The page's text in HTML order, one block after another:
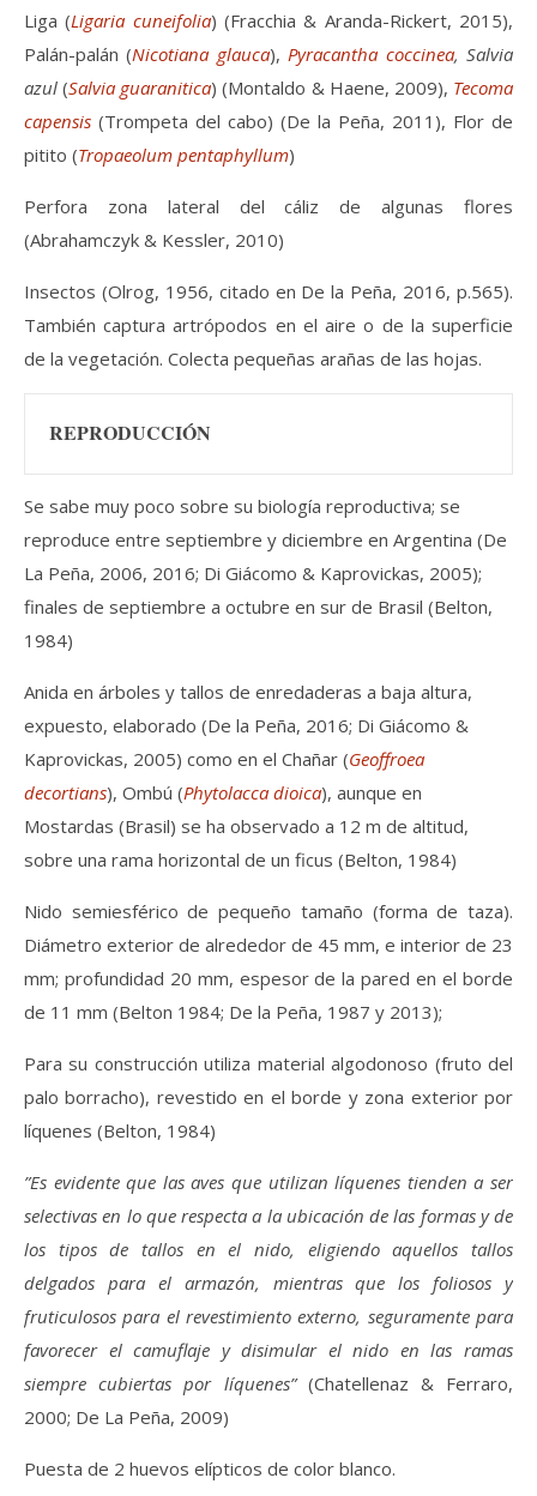
Liga (Ligaria cuneifolia) (Fracchia & Aranda-Rickert, 2015),
Palán-palán (Nicotiana glauca), Pyracantha coccinea, Salvia
azul (Salvia guaranitica) (Montaldo & Haene, 2009), Tecoma
capensis (Trompeta del cabo) (De la Peña, 2011), Flor de
pitito (Tropaeolum pentaphyllum)
Perfora zona lateral del cáliz de algunas flores
(Abrahamczyk & Kessler, 2010)
Insectos (Olrog, 1956, citado en De la Peña, 2016, p.565).
También captura artrópodos en el aire o de la superficie
de la vegetación. Colecta pequeñas arañas de las hojas.
REPRODUCCIÓN
Se sabe muy poco sobre su biología reproductiva; se
reproduce entre septiembre y diciembre en Argentina (De
La Peña, 2006, 2016; Di Giácomo & Kaprovickas, 2005);
finales de septiembre a octubre en sur de Brasil (Belton,
1984)
Anida en árboles y tallos de enredaderas a baja altura,
expuesto, elaborado (De la Peña, 2016; Di Giácomo &
Kaprovickas, 2005) como en el Chañar (Geoffroea
decortians), Ombú (Phytolacca dioica), aunque en
Mostardas (Brasil) se ha observado a 12 m de altitud,
sobre una rama horizontal de un ficus (Belton, 1984)
Nido semiesférico de pequeño tamaño (forma de taza).
Diámetro exterior de alrededor de 45 mm, e interior de 23
mm; profundidad 20 mm, espesor de la pared en el borde
de 11 mm (Belton 1984; De la Peña, 1987 y 2013);
Para su construcción utiliza material algodonoso (fruto del
palo borracho), revestido en el borde y zona exterior por
líquenes (Belton, 1984)
”Es evidente que las aves que utilizan líquenes tienden a ser
selectivas en lo que respecta a la ubicación de las formas y de
los tipos de tallos en el nido, eligiendo aquellos tallos
delgados para el armazón, mientras que los foliosos y
fruticulosos para el revestimiento externo, seguramente para
favorecer el camuflaje y disimular el nido en las ramas
siempre cubiertas por líquenes”(Chatellenaz & Ferraro,
2000; De La Peña, 2009)
Puesta de 2 huevos elípticos de color blanco.